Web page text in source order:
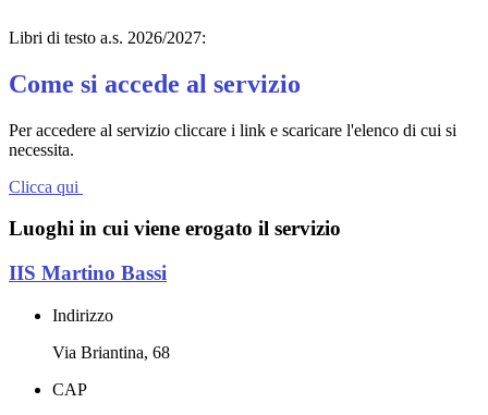
Libri di testo a.s. 2026/2027:
Come si accede al servizio
Per accedere al servizio cliccare i link e scaricare l'elenco di cui si
necessita.
Clicca qui
Luoghi in cui viene erogato il servizio
IIS Martino Bassi
Indirizzo
Via Briantina, 68
CAP